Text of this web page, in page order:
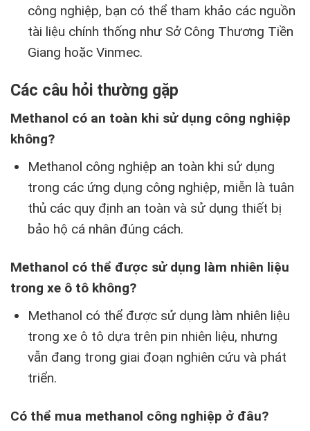
công nghiệp, bạn có thể tham khảo các nguồn
tài liệu chính thống như Sở Công Thương Tiền
Giang hoặc Vinmec.
Các câu hỏi thường gặp
Methanol có an toàn khi sử dụng công nghiệp
không?
Methanol công nghiệp an toàn khi sử dụng
trong các ứng dụng công nghiệp, miễn là tuân
thủ các quy định an toàn và sử dụng thiết bị
bảo hộ cá nhân đúng cách.
Methanol có thể được sử dụng làm nhiên liệu
trong xe ô tô không?
Methanol có thể được sử dụng làm nhiên liệu
trong xe ô tô dựa trên pin nhiên liệu, nhưng
vẫn đang trong giai đoạn nghiên cứu và phát
triển.
Có thể mua methanol công nghiệp ở đâu?